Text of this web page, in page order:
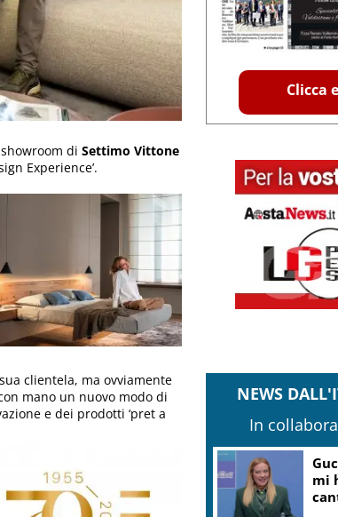
di Settimo Vittone
Experience’.
clientela, ma ovviamente
mano un nuovo modo di
e dei prodotti ‘pret a
Clicca
NEWS
In
del